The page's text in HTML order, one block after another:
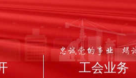
工会业务